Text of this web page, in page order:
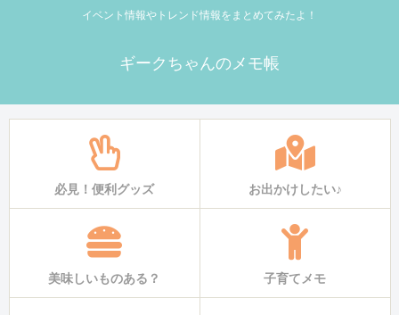
イベント情報やトレンド情報をまとめてみたよ！
ギークちゃんのメモ帳
必見！便利グッズ お出かけしたい♪
美味しいものある？ 子育てメモ